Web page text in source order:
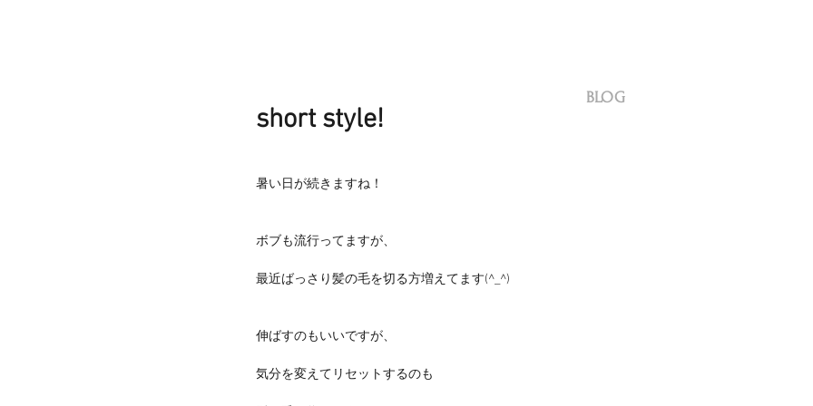
short style!
暑い日が続きますね！
ボブも流行ってますが、
最近ばっさり髪の毛を切る方増えてます(^_^)
伸ばすのもいいですが、
気分を変えてリセットするのも
BLOG